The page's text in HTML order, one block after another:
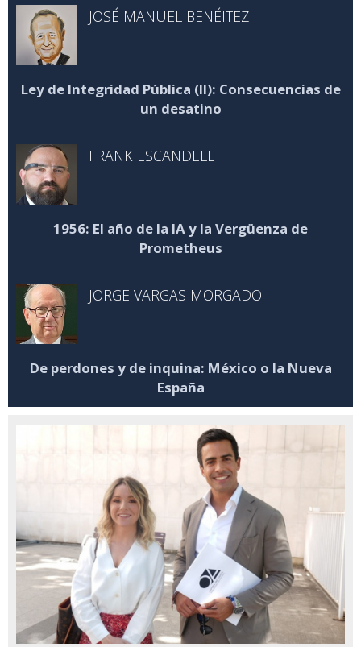
JOSÉ MANUEL BENÉITEZ
Ley de Integridad Pública (II): Consecuencias de
un desatino
FRANK ESCANDELL
1956: El año de la IA y la Vergüenza de
Prometheus
JORGE VARGAS MORGADO
De perdones y de inquina: México o la Nueva
España